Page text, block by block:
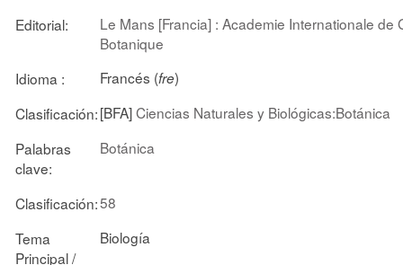
Editorial:
Le Mans [Francia] : Academie Internationale de
Botanique
Idioma :
Francés (fre)
Clasificación:[BFA]Ciencias Naturales y Biológicas:Botánica
Palabras
clave:
Botánica
Clasificación:58
Tema
Principal /
Biología